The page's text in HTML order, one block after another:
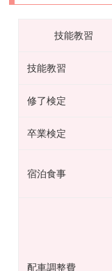
技能教習
技能教習
修了検定
卒業検定
宿泊食事
配車調整費